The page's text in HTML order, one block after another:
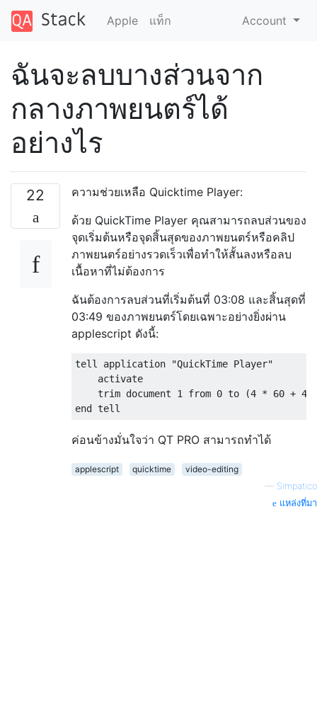
Apple แท็ก Account
ฉันจะลบบางส่วนจาก
กลางภาพยนตร์ได้
อย่างไร
22
ความช่วยเหลือ Quicktime Player:
ด้วย QuickTime Player คุณสามารถลบส่วนของ
จุดเริ่มต้นหรือจุดสิ้นสุดของภาพยนตร์หรือคลิป
ภาพยนตร์อย่างรวดเร็วเพื่อทำให้สั้นลงหรือลบ
เนื้อหาที่ไม่ต้องการ
ฉันต้องการลบส่วนที่เริ่มต้นที่ 03:08 และสิ้นสุดที่
03:49 ของภาพยนตร์โดยเฉพาะอย่างยิ่งผ่าน
applescript ดังนี้:
tell application
"QuickTime Player"
    activate
    trim document
1 from 0 to (4 * 60 +
end tell
ค่อนข้างมั่นใจว่า QT PRO สามารถทำได้
applescript quicktime
video-editing
— Simpatico
แหล่งที่มา